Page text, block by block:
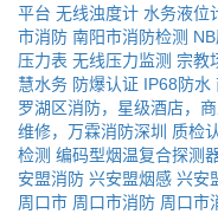
平台 无线浊度计 水务液位
市消防 南阳市消防检测
压力表 无线压力监测 宗教
慧水务 防爆认证 IP68防水
罗湖区消防，星级酒店，
维修，万霖消防深圳 质检
检测 编码型烟温复合探测
安盟消防 兴安盟烟感 兴安
周口市 周口市消防 周口市